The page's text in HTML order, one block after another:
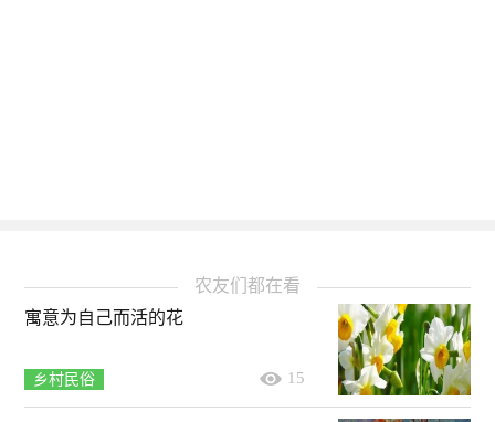
农友们都在看
寓意为自己而活的花
乡村民俗 15